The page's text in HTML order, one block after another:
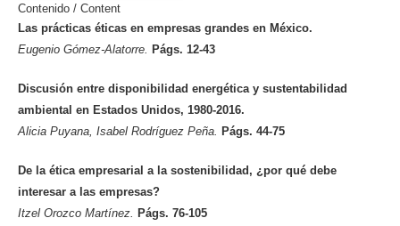
Contenido / Content
Las prácticas éticas en empresas grandes en México.
Eugenio Gómez-Alatorre.
Págs. 12-43
Discusión entre disponibilidad energética y sustentabilidad
ambiental en Estados Unidos, 1980-2016.
Alicia Puyana, Isabel Rodríguez Peña.
Págs. 44-75
De la ética empresarial a la sostenibilidad, ¿por qué debe
interesar a las empresas?
Itzel Orozco Martínez. Págs. 76-105